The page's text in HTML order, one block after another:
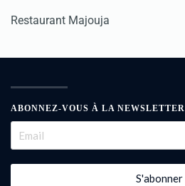
Restaurant Majouja
ABONNEZ-VOUS À LA NEWSLETTER
S'abonner